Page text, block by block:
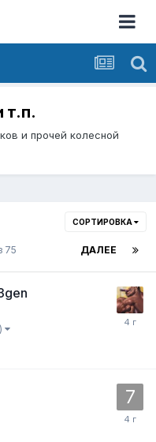
т.п.
и прочей колесной
СОРТИРОВКА
ДАЛЕЕ
75